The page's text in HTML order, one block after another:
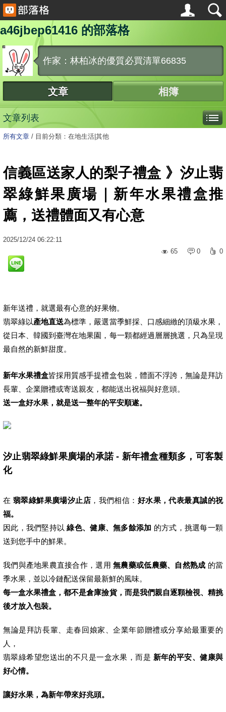
a46jbep61416 的部落格
作家：林柏冰的優質必買清單66835
文章 相簿
文章列表
所有文章 / 目前分類：在地生活|其他
信義區送家人的梨子禮盒 》汐止翡
翠綠鮮果廣場｜新年水果禮盒推
薦，送禮體面又有心意
2025/12/24 06:22:11
65
0 0
新年送禮，就選最有心意的好果物。
翡翠綠以產地直送為標準，嚴選當季鮮採、口感細緻的頂級水果，
從日本、韓國到臺灣在地果園，每一顆都經過層層挑選，只為呈現
最自然的新鮮甜度。
新年水果禮盒皆採用質感手提禮盒包裝，體面不浮誇，無論是拜訪
長輩、企業贈禮或寄送親友，都能送出祝福與好意頭。
送一盒好水果，就是送一整年的平安順遂。
汐止翡翠綠鮮果廣場的承諾 - 新年禮盒種類多，可客製
化
在 翡翠綠鮮果廣場汐止店 ，我們相信： 好水果，代表最真誠的祝
福。
因此，我們堅持以綠色、健康、無多餘添加 的方式，挑選每一顆
送到您手中的鮮果。
我們與產地果農直接合作，選用無農藥或低農藥、自然熟成 的當
季水果，並以冷鏈配送保留最新鮮的風味。
每一盒水果禮盒，都不是倉庫撿貨，而是我們親自逐顆檢視、精挑
後才放入包裝。
無論是拜訪長輩、走春回娘家、企業年節贈禮或分享給最重要的
人，
翡翠綠希望您送出的不只是一盒水果，而是 新年的平安、健康與
好心情。
讓好水果，為新年帶來好兆頭。